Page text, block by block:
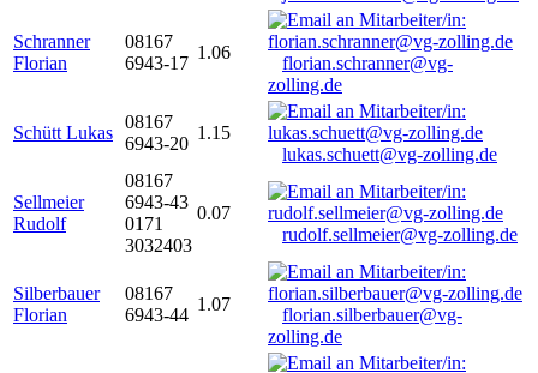
Schranner
Florian
08167
6943-17
1.06
florian.schranner@vg-
zolling.de
Schütt Lukas
08167
6943-20
1.15
lukas.schuett@vg-zolling.de
Sellmeier
Rudolf
08167
6943-43
0171
3032403
0.07
rudolf.sellmeier@vg-zolling.de
Silberbauer
Florian
08167
6943-44
1.07
florian.silberbauer@vg-
zolling.de